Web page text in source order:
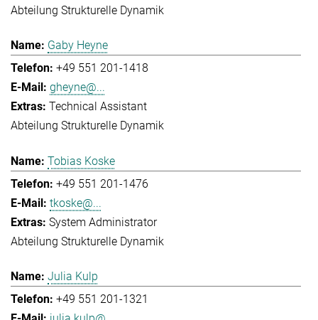
Abteilung Strukturelle Dynamik
Gaby Heyne
+49 551 201-1418
gheyne@...
Technical Assistant
Abteilung Strukturelle Dynamik
Tobias Koske
+49 551 201-1476
tkoske@...
System Administrator
Abteilung Strukturelle Dynamik
Julia Kulp
+49 551 201-1321